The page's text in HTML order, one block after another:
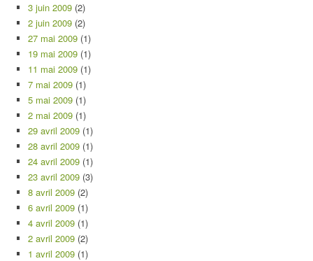
3 juin 2009 (2)
2 juin 2009 (2)
27 mai 2009 (1)
19 mai 2009 (1)
11 mai 2009 (1)
7 mai 2009 (1)
5 mai 2009 (1)
2 mai 2009 (1)
29 avril 2009 (1)
28 avril 2009 (1)
24 avril 2009 (1)
23 avril 2009 (3)
8 avril 2009 (2)
6 avril 2009 (1)
4 avril 2009 (1)
2 avril 2009 (2)
1 avril 2009 (1)